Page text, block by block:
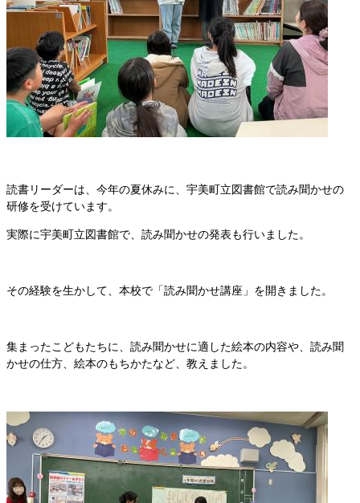
読書リーダーは、今年の夏休みに、宇美町立図書館で読み聞かせの
研修を受けています。
実際に宇美町立図書館で、読み聞かせの発表も行いました。
その経験を生かして、本校で「読み聞かせ講座」を開きました。
集まったこどもたちに、読み聞かせに適した絵本の内容や、読み聞
かせの仕方、絵本のもちかたなど、教えました。